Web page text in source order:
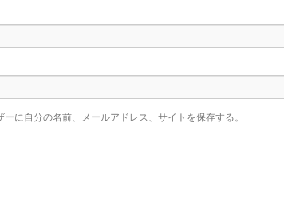
に自分の名前、メールアドレス、サイトを保存する。